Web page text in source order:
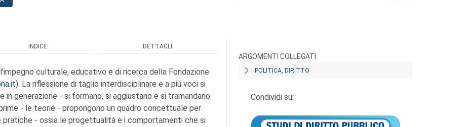
INDICE DETTAGLI
culturale, educativo e di ricerca della Fondazione
). La riflessione di taglio interdisciplinare e a più voci si
generazione - si formano, si aggiustano e si tramandano
- le teorie - propongono un quadro concettuale per
- ossia le progettualità e i comportamenti che si
ARGOMENTI COLLEGATI
POLITICA, DIRITTO
Condividi su: